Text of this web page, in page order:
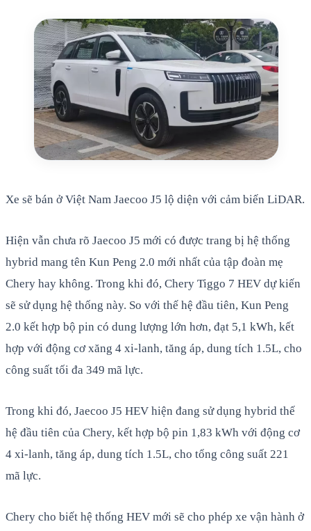
Xe sẽ bán ở Việt Nam Jaecoo J5 lộ diện với cảm biến LiDAR.
Hiện vẫn chưa rõ Jaecoo J5 mới có được trang bị hệ thống
hybrid mang tên Kun Peng 2.0 mới nhất của tập đoàn mẹ
Chery hay không. Trong khi đó, Chery Tiggo 7 HEV dự kiến
sẽ sử dụng hệ thống này. So với thế hệ đầu tiên, Kun Peng
2.0 kết hợp bộ pin có dung lượng lớn hơn, đạt 5,1 kWh, kết
hợp với động cơ xăng 4 xi-lanh, tăng áp, dung tích 1.5L, cho
công suất tối đa 349 mã lực.
Trong khi đó, Jaecoo J5 HEV hiện đang sử dụng hybrid thế
hệ đầu tiên của Chery, kết hợp bộ pin 1,83 kWh với động cơ
4 xi-lanh, tăng áp, dung tích 1.5L, cho tổng công suất 221
mã lực.
Chery cho biết hệ thống HEV mới sẽ cho phép xe vận hành ở